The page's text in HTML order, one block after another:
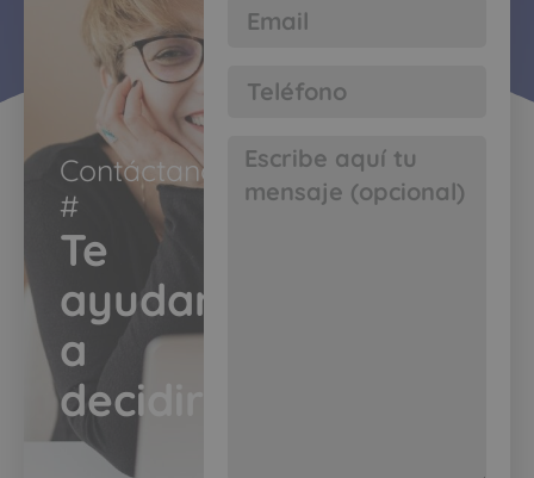
Contáctanos
#​
Te
ayudamos
a
decidir​